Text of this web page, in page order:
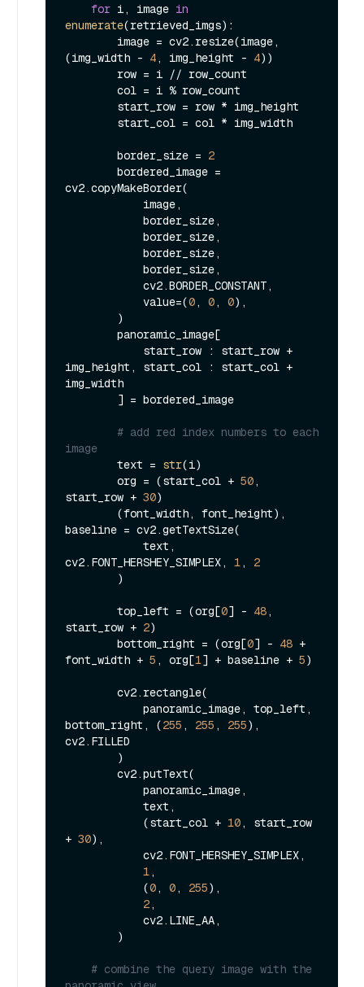
for i, image in
enumerate(retrieved_imgs):
(img_width - 4, img_height - 4))
        border_size =
2
cv2.copyMakeBorder(
            value=(
0, 0, 0),
img_height, start_col : start_col +
img_width
# add red index numbers to each
image
        text =
str(i)
        org = (start_col +
50,
start_row + 30)
baseline = cv2.getTextSize(
cv2.FONT_HERSHEY_SIMPLEX, 1, 2
        top_left = (org[
0] - 48,
start_row + 2)
        bottom_right = (org[
0] - 48 +
font_width + 5 , org[1] + baseline + 5)
bottom_right, (255 , 255 , 255),
cv2.FILLED
            (start_col +
10, start_row
+ 30),
1,
            (
0, 0, 255),
2,
# combine the query image with the